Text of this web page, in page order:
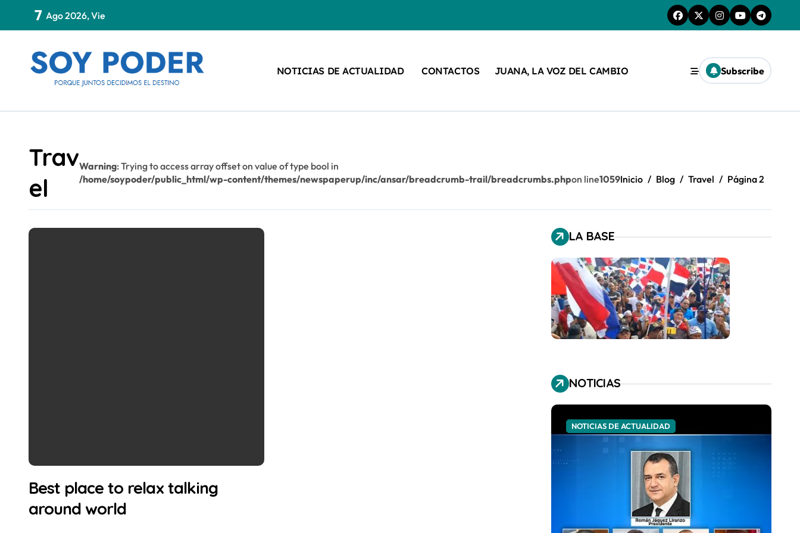
contenido
7 Ago 2026, Vie
NOTICIAS DE ACTUALIDAD CONTACTOS JUANA, LA VOZ DEL CAMBIO Subscribe
Trav
el
Warning: Trying to access array offset on value of type bool in
/home/soypoder/public_html/wp-content/themes/newspaperup/inc/ansar/breadcrumb-trail/breadcrumbs.phpon line1059Inicio Blog Travel Página 2
Best place to relax talking
around world
LA BASE
NOTICIAS
NOTICIAS DE ACTUALIDAD